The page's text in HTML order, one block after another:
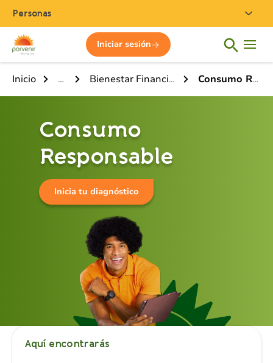
Personas
Iniciar sesión
Inicio Home Bienestar Financiero Sostenible Consumo Responsable
Consumo
Responsable
Inicia tu diagnóstico
Aquí encontrarás